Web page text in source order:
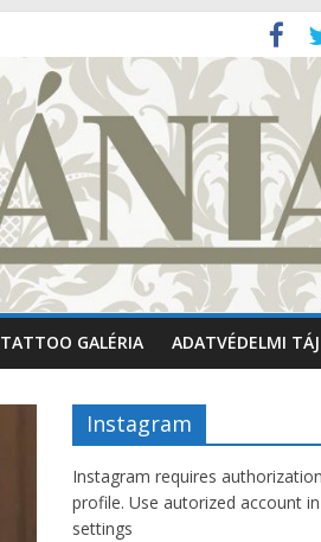
TATTOO GALÉRIA ADATVÉDELMI
Instagram
Instagram requires
profile. Use autorized account
settings